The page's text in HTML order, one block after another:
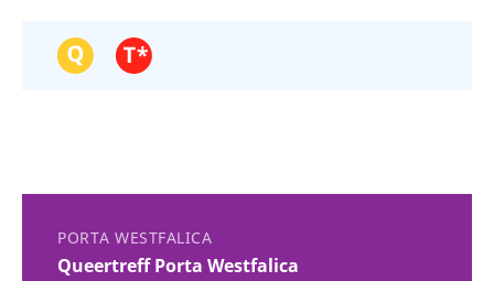
PORTA WESTFALICA
Queertreff Porta Westfalica